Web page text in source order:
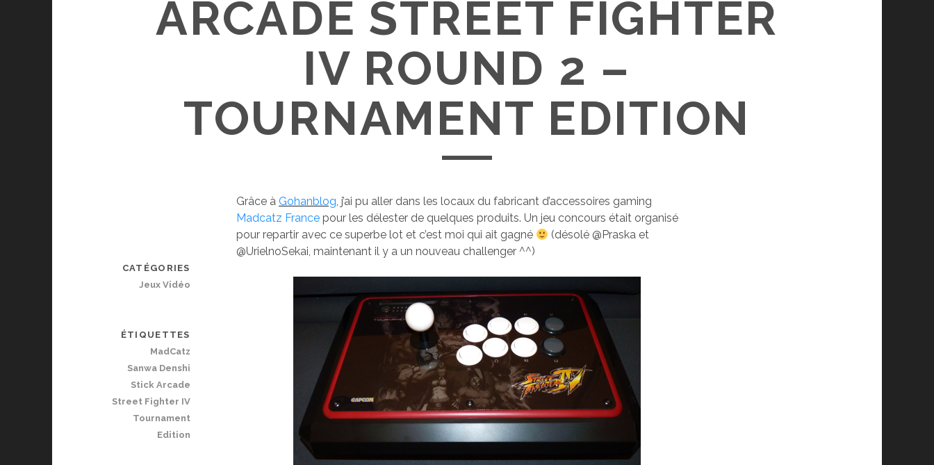
ARCADE STREET FIGHTER
IV ROUND 2 –
TOURNAMENT EDITION
Grâce à Gohanblog, j’ai pu aller dans les locaux du fabricant d’accessoires gaming
Madcatz France pour les délester de quelques produits. Un jeu concours était organisé
pour repartir avec ce superbe lot et c’est moi qui ait gagné
(désolé @Praska et
@UrielnoSekai, maintenant il y a un nouveau challenger ^^)
CATÉGORIES
Jeux Vidéo
ÉTIQUETTES
MadCatz
Sanwa Denshi
Stick Arcade
Street Fighter IV
Tournament
Edition